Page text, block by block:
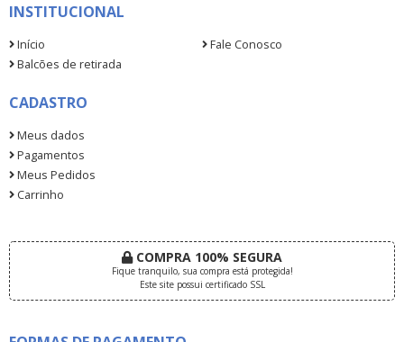
INSTITUCIONAL
Início
Fale Conosco
Balcões de retirada
CADASTRO
Meus dados
Pagamentos
Meus Pedidos
Carrinho
COMPRA 100% SEGURA
Fique tranquilo, sua compra está protegida!
Este site possui certificado SSL